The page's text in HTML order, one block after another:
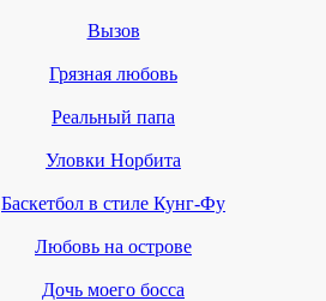
Вызов
Грязная любовь
Реальный папа
Уловки Норбита
Баскетбол в стиле Кунг-Фу
Любовь на острове
Дочь моего босса